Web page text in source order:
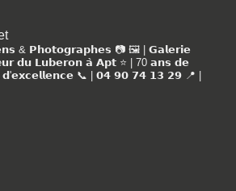
& 𝗣𝗵𝗼𝘁𝗼𝗴𝗿𝗮𝗽𝗵𝗲𝘀 📷 🖼️ | 𝗚𝗮𝗹𝗲𝗿𝗶𝗲
𝗱𝘂 𝗟𝘂𝗯𝗲𝗿𝗼𝗻 𝗮̀ 𝗔𝗽𝘁 ⭐️ | 70 𝗮𝗻𝘀 𝗱𝗲
📞 | 𝟬𝟰 𝟵𝟬 𝟳𝟰 𝟭𝟯 𝟮𝟵 📍 |